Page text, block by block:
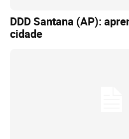
DDD Santana (AP):
cidade